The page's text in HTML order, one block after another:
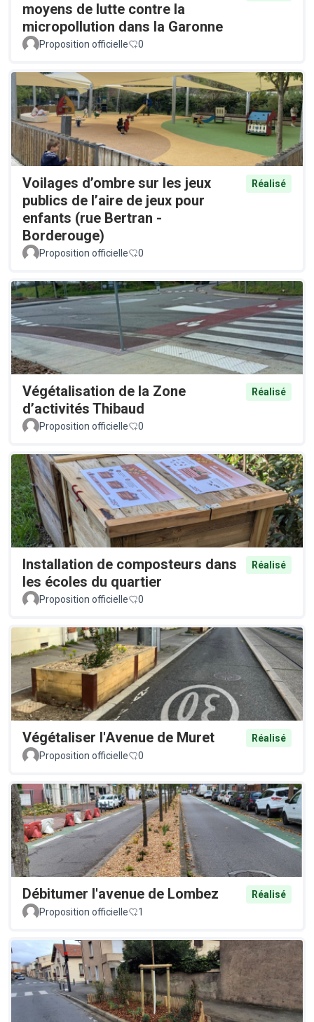
moyens de lutte contre la
micropollution dans la Garonne
Proposition officielle 0
Voilages d’ombre sur les jeux
publics de l’aire de jeux pour
enfants (rue Bertran -
Borderouge)
Réalisé
Proposition officielle 0
Végétalisation de la Zone
d’activités Thibaud
Réalisé
Proposition officielle 0
Installation de composteurs dans
les écoles du quartier
Réalisé
Proposition officielle 0
Végétaliser l'Avenue de Muret
Réalisé
Proposition officielle
0
Débitumer l'avenue de Lombez
Réalisé
Proposition officielle
1